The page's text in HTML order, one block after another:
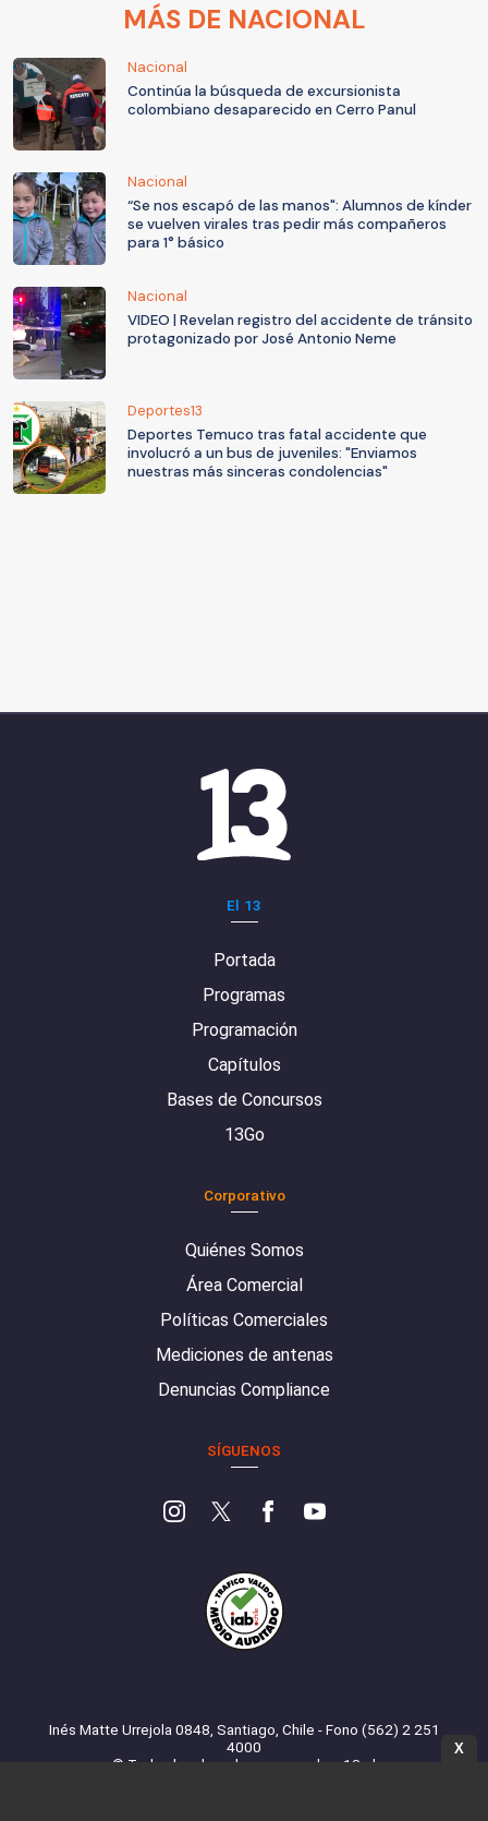
MÁS DE NACIONAL
Nacional
Continúa la búsqueda de excursionista
colombiano desaparecido en Cerro Panul
Nacional
“Se nos escapó de las manos": Alumnos de kínder
se vuelven virales tras pedir más compañeros
para 1° básico
Nacional
VIDEO | Revelan registro del accidente de tránsito
protagonizado por José Antonio Neme
Deportes13
Deportes Temuco tras fatal accidente que
involucró a un bus de juveniles: "Enviamos
nuestras más sinceras condolencias"
El 13
Portada
Programas
Programación
Capítulos
Bases de Concursos
13Go
Corporativo
Quiénes Somos
Área Comercial
Políticas Comerciales
Mediciones de antenas
Denuncias Compliance
SÍGUENOS
Inés Matte Urrejola 0848, Santiago, Chile - Fono (562) 2 251
4000
© Todos los derechos reservados. 13.cl
X